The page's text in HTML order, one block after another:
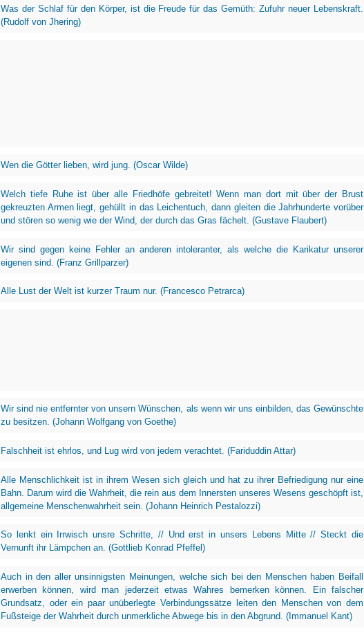
Was der Schlaf für den Körper, ist die Freude für das Gemüth: Zufuhr neuer Lebenskraft.
(Rudolf von Jhering)
Wen die Götter lieben, wird jung. (Oscar Wilde)
Welch tiefe Ruhe ist über alle Friedhöfe gebreitet! Wenn man dort mit über der Brust
gekreuzten Armen liegt, gehüllt in das Leichentuch, dann gleiten die Jahrhunderte vorüber
und stören so wenig wie der Wind, der durch das Gras fächelt. (Gustave Flaubert)
Wir sind gegen keine Fehler an anderen intoleranter, als welche die Karikatur unserer
eigenen sind. (Franz Grillparzer)
Alle Lust der Welt ist kurzer Traum nur. (Francesco Petrarca)
Wir sind nie entfernter von unsern Wünschen, als wenn wir uns einbilden, das Gewünschte
zu besitzen. (Johann Wolfgang von Goethe)
Falschheit ist ehrlos, und Lug wird von jedem verachtet. (Fariduddin Attar)
Alle Menschlichkeit ist in ihrem Wesen sich gleich und hat zu ihrer Befriedigung nur eine
Bahn. Darum wird die Wahrheit, die rein aus dem Innersten unseres Wesens geschöpft ist,
allgemeine Menschenwahrheit sein. (Johann Heinrich Pestalozzi)
So lenkt ein Irrwisch unsre Schritte, // Und erst in unsers Lebens Mitte // Steckt die
Vernunft ihr Lämpchen an. (Gottlieb Konrad Pfeffel)
Auch in den aller unsinnigsten Meinungen, welche sich bei den Menschen haben Beifall
erwerben können, wird man jederzeit etwas Wahres bemerken können. Ein falscher
Grundsatz, oder ein paar unüberlegte Verbindungssätze leiten den Menschen von dem
Fußsteige der Wahrheit durch unmerkliche Abwege bis in den Abgrund. (Immanuel Kant)